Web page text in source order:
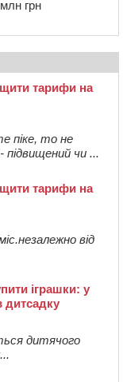
грн
тарифи на
піке, то не
чи ...
тарифи на
від
іграшки: у
дитсадку
дитячого